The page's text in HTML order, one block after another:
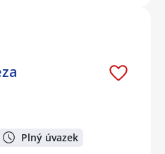
Plný úvazek